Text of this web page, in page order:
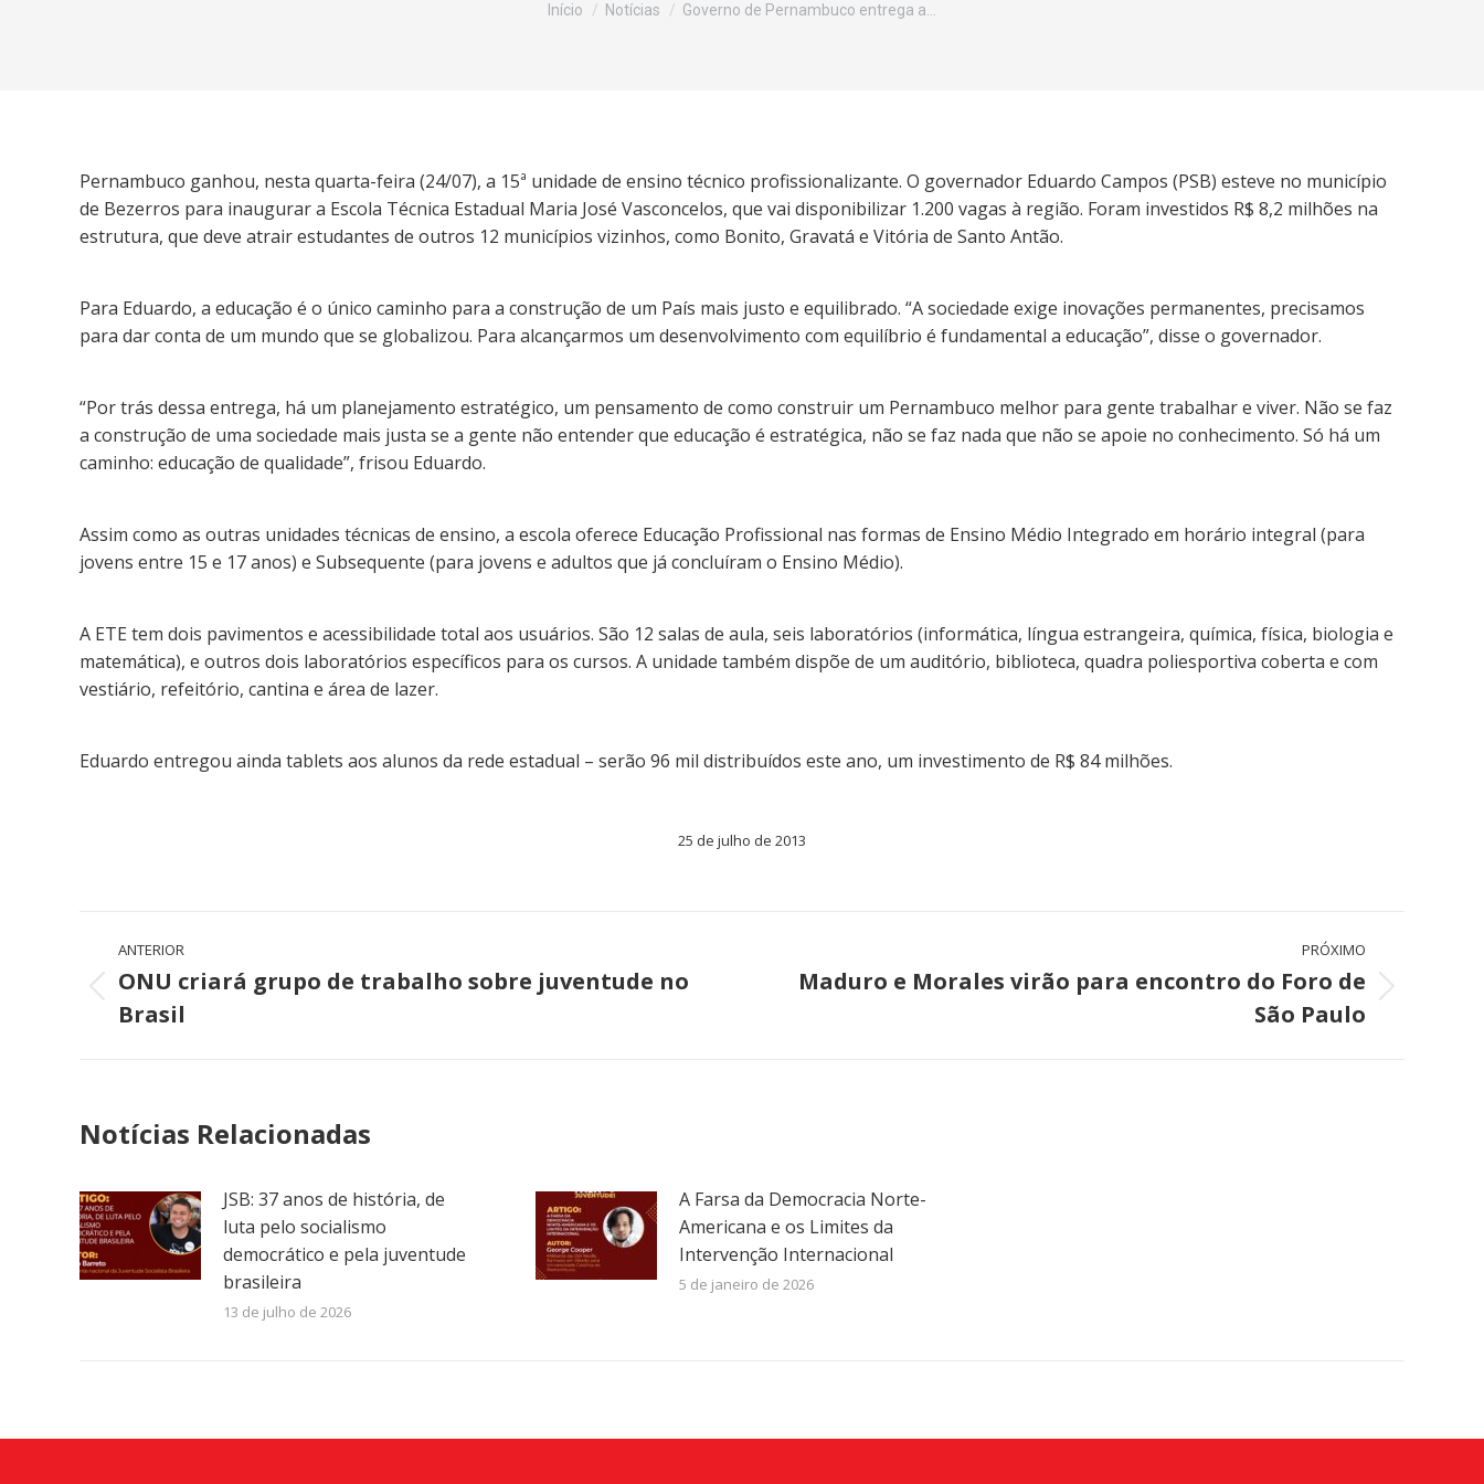
Início Notícias Governo de Pernambuco entrega a…
Pernambuco ganhou, nesta quarta-feira (24/07), a 15ª unidade de ensino técnico profissionalizante. O governador Eduardo Campos (PSB) esteve no município
de Bezerros para inaugurar a Escola Técnica Estadual Maria José Vasconcelos, que vai disponibilizar 1.200 vagas à região. Foram investidos R$ 8,2 milhões na
estrutura, que deve atrair estudantes de outros 12 municípios vizinhos, como Bonito, Gravatá e Vitória de Santo Antão.
Para Eduardo, a educação é o único caminho para a construção de um País mais justo e equilibrado. “A sociedade exige inovações permanentes, precisamos
para dar conta de um mundo que se globalizou. Para alcançarmos um desenvolvimento com equilíbrio é fundamental a educação”, disse o governador.
“Por trás dessa entrega, há um planejamento estratégico, um pensamento de como construir um Pernambuco melhor para gente trabalhar e viver. Não se faz
a construção de uma sociedade mais justa se a gente não entender que educação é estratégica, não se faz nada que não se apoie no conhecimento. Só há um
caminho: educação de qualidade”, frisou Eduardo.
Assim como as outras unidades técnicas de ensino, a escola oferece Educação Profissional nas formas de Ensino Médio Integrado em horário integral (para
jovens entre 15 e 17 anos) e Subsequente (para jovens e adultos que já concluíram o Ensino Médio).
A ETE tem dois pavimentos e acessibilidade total aos usuários. São 12 salas de aula, seis laboratórios (informática, língua estrangeira, química, física, biologia e
matemática), e outros dois laboratórios específicos para os cursos. A unidade também dispõe de um auditório, biblioteca, quadra poliesportiva coberta e com
vestiário, refeitório, cantina e área de lazer.
Eduardo entregou ainda tablets aos alunos da rede estadual – serão 96 mil distribuídos este ano, um investimento de R$ 84 milhões.
25 de julho de 2013
Navegação
de
post:
ANTERIOR
Post
anterior:
ONU criará grupo de trabalho sobre juventude no
Brasil
PRÓXIMO
Próximo
Maduro e Morales virão para encontro do Foro de
São Paulo
Notícias Relacionadas
JSB: 37 anos de história, de
luta pelo socialismo
democrático e pela juventude
brasileira
13 de julho de 2026
A Farsa da Democracia Norte-
Americana e os Limites da
Intervenção Internacional
5 de janeiro de 2026